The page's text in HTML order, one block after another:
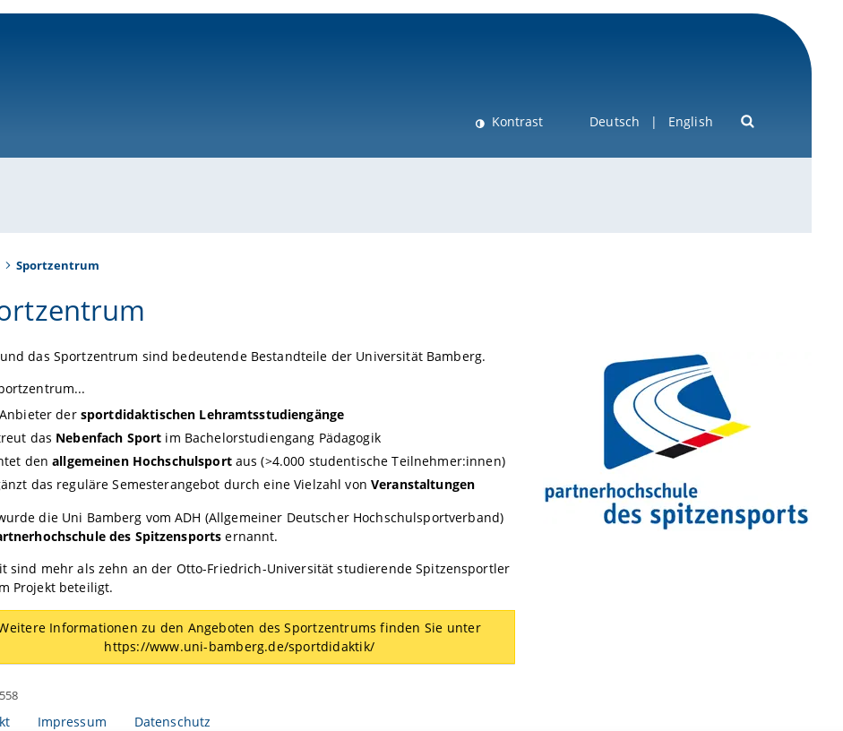
Kontrast Deutsch English
Sportzentrum
das Sportzentrum sind bedeutende Bestandteile der Universität Bamberg.
der sportdidaktischen Lehramtsstudiengänge
das Nebenfach Sport im Bachelorstudiengang Pädagogik
denallgemeinen Hochschulsportaus (>4.000 studentische Teilnehmer:innen)
das reguläre Semesterangebot durch eine Vielzahl von Veranstaltungen
die Uni Bamberg vom ADH (Allgemeiner Deutscher Hochschulsportverband)
des Spitzensports ernannt.
sind mehr als zehn an der Otto-Friedrich-Universität studierende Spitzensportler
Projekt beteiligt.
Informationen zu den Angeboten des Sportzentrums finden Sie unter
https://www.uni-bamberg.de/sportdidaktik/
Impressum Datenschutz